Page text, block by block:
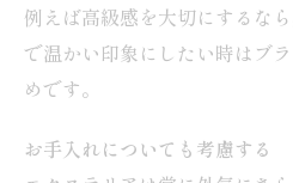
例えば高級感を大切にするな
で温かい印象にしたい時はブ
めです。
お手入れについても考慮する